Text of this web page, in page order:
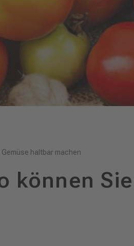
haltbar machen
können